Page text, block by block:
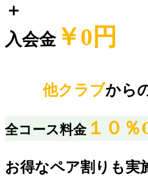
＋
入会金￥0円
他クラブから
全コース料金１０％
お得なペア割りも実